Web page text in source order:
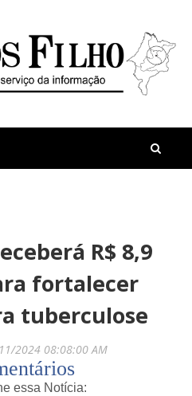
R$ 8,9
fortalecer
tuberculose
2024 08:08:00 AM
essa Notícia: